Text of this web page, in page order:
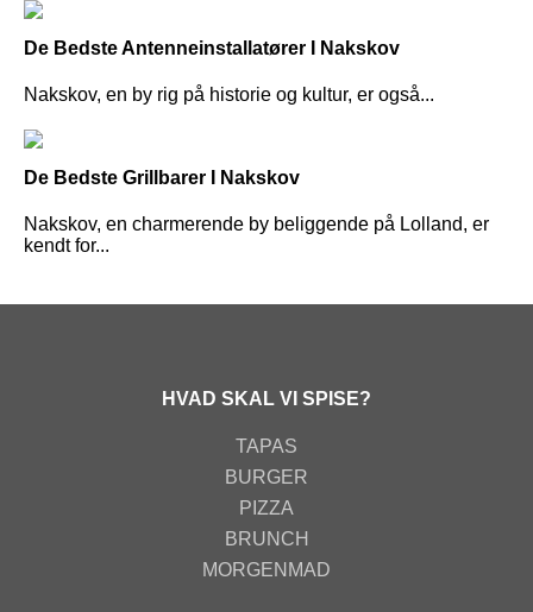
De Bedste Antenneinstallatører I Nakskov
Nakskov, en by rig på historie og kultur, er også...
De Bedste Grillbarer I Nakskov
Nakskov, en charmerende by beliggende på Lolland, er
kendt for...
HVAD SKAL VI SPISE?
TAPAS
BURGER
PIZZA
BRUNCH
MORGENMAD